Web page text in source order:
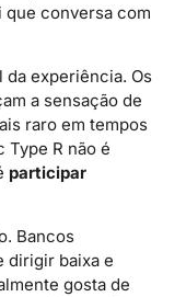
conversa com
da experiência. Os
a sensação de
raro em tempos
Type R não é
participar
Bancos
dirigir baixa e
gosta de